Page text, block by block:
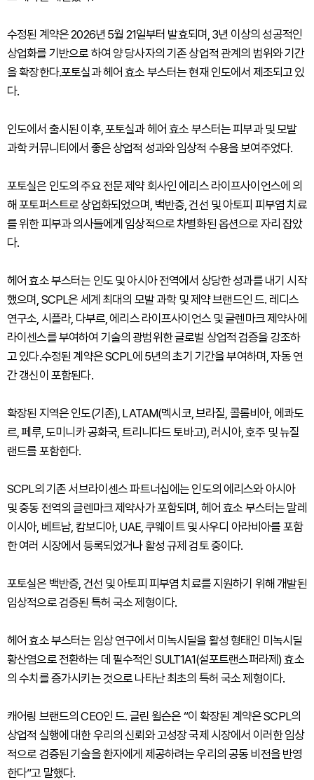
수정된 계약은 2026년 5월 21일부터 발효되며, 3년 이상의 성공적인
상업화를 기반으로 하여 양 당사자의 기존 상업적 관계의 범위와 기간
을 확장한다.포토실과 헤어 효소 부스터는 현재 인도에서 제조되고 있
다.
인도에서 출시된 이후, 포토실과 헤어 효소 부스터는 피부과 및 모발
과학 커뮤니티에서 좋은 상업적 성과와 임상적 수용을 보여주었다.
포토실은 인도의 주요 전문 제약 회사인 에리스 라이프사이언스에 의
해 포토퍼스트로 상업화되었으며, 백반증, 건선 및 아토피 피부염 치료
를 위한 피부과 의사들에게 임상적으로 차별화된 옵션으로 자리 잡았
다.
헤어 효소 부스터는 인도 및 아시아 전역에서 상당한 성과를 내기 시작
했으며, SCPL은 세계 최대의 모발 과학 및 제약 브랜드인 드. 레디스
연구소, 시플라, 다부르, 에리스 라이프사이언스 및 글렌마크 제약사에
라이센스를 부여하여 기술의 광범위한 글로벌 상업적 검증을 강조하
고 있다.수정된 계약은 SCPL에 5년의 초기 기간을 부여하며, 자동 연
간 갱신이 포함된다.
확장된 지역은 인도(기존), LATAM(멕시코, 브라질, 콜롬비아, 에콰도
르, 페루, 도미니카 공화국, 트리니다드 토바고), 러시아, 호주 및 뉴질
랜드를 포함한다.
SCPL의 기존 서브라이센스 파트너십에는 인도의 에리스와 아시아
및 중동 전역의 글렌마크 제약사가 포함되며, 헤어 효소 부스터는 말레
이시아, 베트남, 캄보디아, UAE, 쿠웨이트 및 사우디 아라비아를 포함
한 여러 시장에서 등록되었거나 활성 규제 검토 중이다.
포토실은 백반증, 건선 및 아토피 피부염 치료를 지원하기 위해 개발된
임상적으로 검증된 특허 국소 제형이다.
헤어 효소 부스터는 임상 연구에서 미녹시딜을 활성 형태인 미녹시딜
황산염으로 전환하는 데 필수적인 SULT1A1(설포트랜스퍼라제) 효소
의 수치를 증가시키는 것으로 나타난 최초의 특허 국소 제형이다.
캐어링 브랜드의 CEO인 드. 글린 윌슨은 “이 확장된 계약은 SCPL의
상업적 실행에 대한 우리의 신뢰와 고성장 국제 시장에서 이러한 임상
적으로 검증된 기술을 환자에게 제공하려는 우리의 공동 비전을 반영
한다”고 말했다.